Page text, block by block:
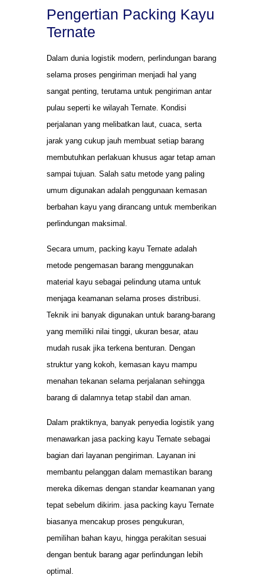
Pengertian Packing Kayu
Ternate
Dalam dunia logistik modern, perlindungan barang
selama proses pengiriman menjadi hal yang
sangat penting, terutama untuk pengiriman antar
pulau seperti ke wilayah Ternate. Kondisi
perjalanan yang melibatkan laut, cuaca, serta
jarak yang cukup jauh membuat setiap barang
membutuhkan perlakuan khusus agar tetap aman
sampai tujuan. Salah satu metode yang paling
umum digunakan adalah penggunaan kemasan
berbahan kayu yang dirancang untuk memberikan
perlindungan maksimal.
Secara umum, packing kayu Ternate adalah
metode pengemasan barang menggunakan
material kayu sebagai pelindung utama untuk
menjaga keamanan selama proses distribusi.
Teknik ini banyak digunakan untuk barang-barang
yang memiliki nilai tinggi, ukuran besar, atau
mudah rusak jika terkena benturan. Dengan
struktur yang kokoh, kemasan kayu mampu
menahan tekanan selama perjalanan sehingga
barang di dalamnya tetap stabil dan aman.
Dalam praktiknya, banyak penyedia logistik yang
menawarkan jasa packing kayu Ternate sebagai
bagian dari layanan pengiriman. Layanan ini
membantu pelanggan dalam memastikan barang
mereka dikemas dengan standar keamanan yang
tepat sebelum dikirim. jasa packing kayu Ternate
biasanya mencakup proses pengukuran,
pemilihan bahan kayu, hingga perakitan sesuai
dengan bentuk barang agar perlindungan lebih
optimal.